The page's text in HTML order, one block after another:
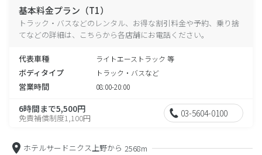
基本料金プラン（T1）
トラック・バスなどのレンタル、お得な割引料金や予約、乗り捨
てなどの詳細は、こちらから各店舗にお電話ください。
代表車種 ライトエーストラック 等
ボディタイプ トラック・バスなど
営業時間 08:00-20:00
6時間まで5,500円
免責補償制度1,100円 03-5604-0100
ホテルサードニクス上野から 2568m